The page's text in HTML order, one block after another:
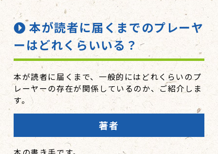
本が読者に届くまでのプレーヤ
ーはどれくらいいる？
本が読者に届くまで、一般的にはどれくらいのプ
レーヤーの存在が関係しているのか、ご紹介しま
す。
著者